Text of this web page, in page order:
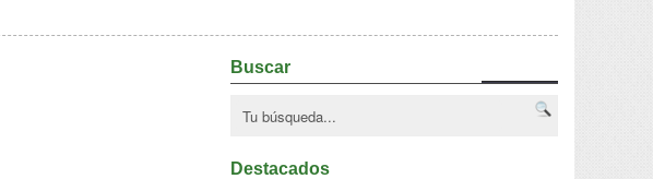
Buscar
Destacados